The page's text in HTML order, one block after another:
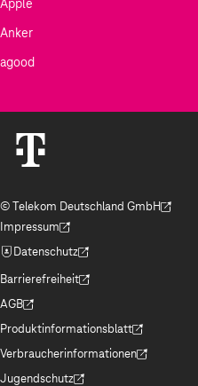
Anker
agood
© Telekom Deutschland GmbH
(Der Link wird in einem neuen Tab
Impressum
(Der Link wird in einem neuen Tab
Datenschutz
(Der Link wird in einem neuen Tab
Barrierefreiheit
(Der Link wird in einem neuen Tab
AGB
(Der Link wird in einem neuen Tab
Produktinformationsblatt
(Der Link wird in einem neuen Tab
Verbraucherinformationen
(Der Link wird in einem neuen Tab
Jugendschutz